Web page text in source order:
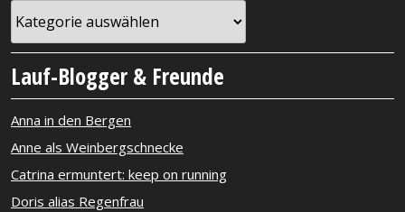
Lauf-Blogger & Freunde
Anna in den Bergen
Anne als Weinbergschnecke
Catrina ermuntert: keep on running
Doris alias Regenfrau